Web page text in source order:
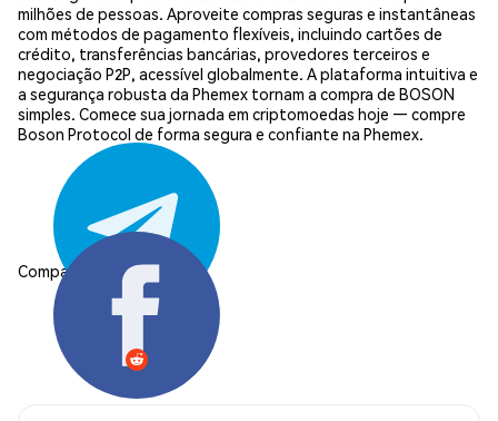
milhões de pessoas. Aproveite compras seguras e instantâneas
com métodos de pagamento flexíveis, incluindo cartões de
crédito, transferências bancárias, provedores terceiros e
negociação P2P, acessível globalmente. A plataforma intuitiva e
a segurança robusta da Phemex tornam a compra de BOSON
simples. Comece sua jornada em criptomoedas hoje — compre
Boson Protocol de forma segura e confiante na Phemex.
Compartilhar: